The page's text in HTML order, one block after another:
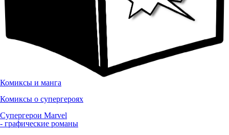
Комиксы и манга
Комиксы о супергероях
Супергерои Marvel
- графические романы